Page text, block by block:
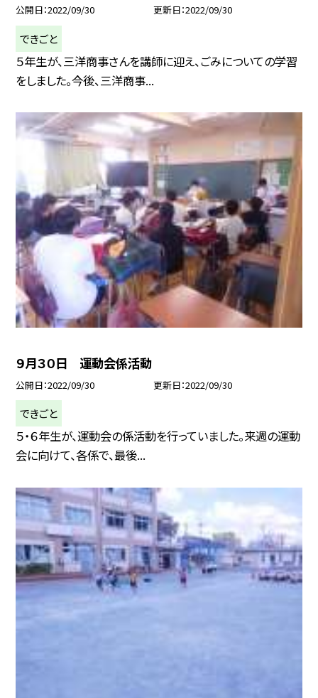
公開日 2022/09/30 更新日 2022/09/30
できごと
５年生が、三洋商事さんを講師に迎え、ごみについての学習
をしました。今後、三洋商事...
９月３０日 運動会係活動
公開日 2022/09/30 更新日 2022/09/30
できごと
５・６年生が、運動会の係活動を行っていました。来週の運動
会に向けて、各係で、最後...